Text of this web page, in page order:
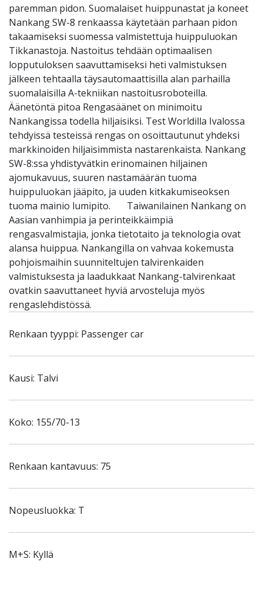
paremman pidon. Suomalaiset huippunastat ja koneet
Nankang SW-8 renkaassa käytetään parhaan pidon
takaamiseksi suomessa valmistettuja huippuluokan
Tikkanastoja. Nastoitus tehdään optimaalisen
lopputuloksen saavuttamiseksi heti valmistuksen
jälkeen tehtaalla täysautomaattisilla alan parhailla
suomalaisilla A-tekniikan nastoitusroboteilla.
Äänetöntä pitoa Rengasäänet on minimoitu
Nankangissa todella hiljaisiksi. Test Worldilla Ivalossa
tehdyissä testeissä rengas on osoittautunut yhdeksi
markkinoiden hiljaisimmista nastarenkaista. Nankang
SW-8:ssa yhdistyvätkin erinomainen hiljainen
ajomukavuus, suuren nastamäärän tuoma
huippuluokan jääpito, ja uuden kitkakumiseoksen
tuoma mainio lumipito. Taiwanilainen Nankang on
Aasian vanhimpia ja perinteikkäimpiä
rengasvalmistajia, jonka tietotaito ja teknologia ovat
alansa huippua. Nankangilla on vahvaa kokemusta
pohjoismaihin suunniteltujen talvirenkaiden
valmistuksesta ja laadukkaat Nankang-talvirenkaat
ovatkin saavuttaneet hyviä arvosteluja myös
rengaslehdistössä.
Renkaan tyyppi: Passenger car
Kausi: Talvi
Koko: 155/70-13
Renkaan kantavuus: 75
Nopeusluokka: T
M+S: Kyllä